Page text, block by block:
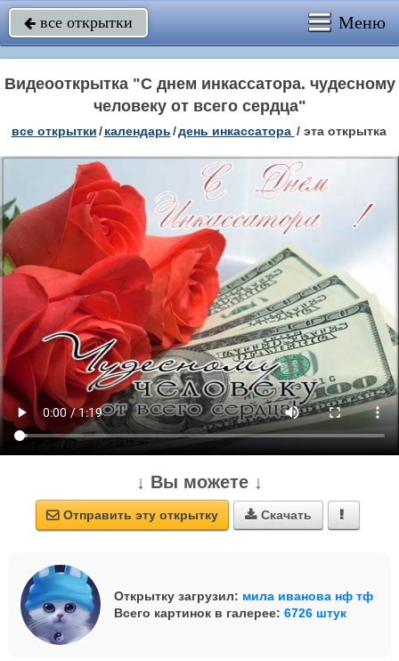
 все открытки Меню
Видеооткрытка "С днем инкассатора. чудесному
человеку от всего сердца"
все открытки/ календарь/день инкассатора / эта открытка
↓ Вы можете ↓
 Отправить эту открытку  Скачать 
Открытку загрузил: мила иванова нф тф
Всего картинок в галерее: 6726 штук